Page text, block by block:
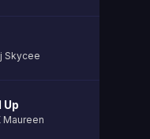
Skycee
Up
Maureen